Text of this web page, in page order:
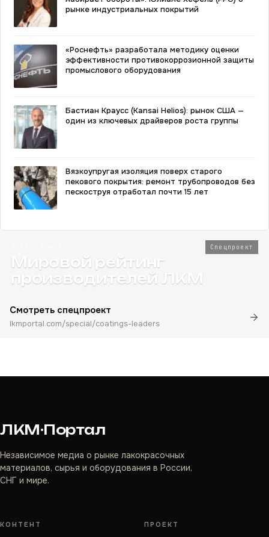
рынке индустриальных покрытий
«Роснефть» разработала методику оценки
эффективности противокоррозионной защиты
промыслового оборудования
Бастиан Краусс (Kansai Helios): рынок США —
один из ключевых драйверов роста группы
Вязкоупругая изоляция поверх старого
пекового покрытия: ремонт трубопроводов без
пескоструя отработал почти 15 лет
Спецпроект
Мировой рейтинг
производителей ЛКМ
Смотреть спецпроект
lkmportal.com/special/coatings-leaders
ЛКМ·Портал
Независимое медиа о рынке лакокрасочных
материалов, сырья и оборудования в России,
СНГ и мире.
КОНТЕНТ ПРОЕКТ